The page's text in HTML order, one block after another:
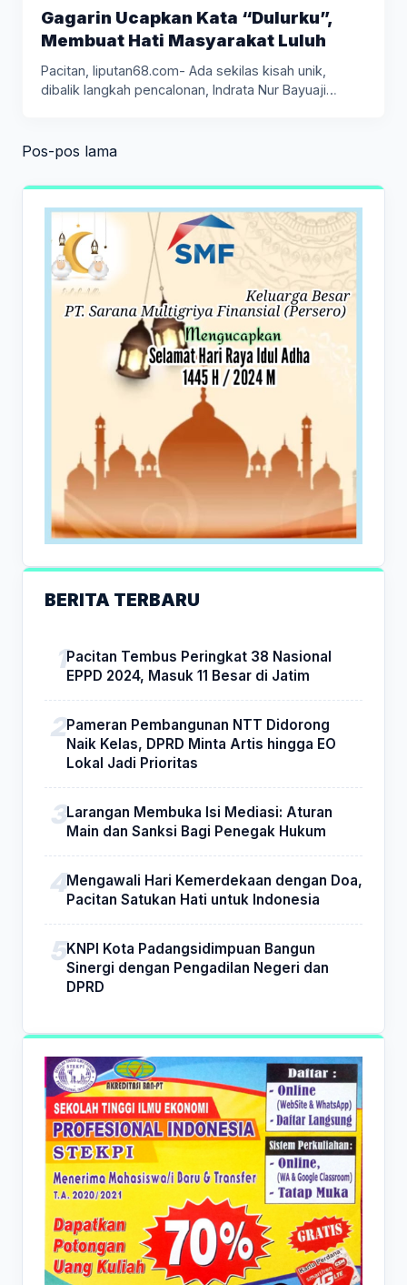
Gagarin Ucapkan Kata “Dulurku”,
Membuat Hati Masyarakat Luluh
Pacitan, liputan68.com- Ada sekilas kisah unik,
dibalik langkah pencalonan, Indrata Nur Bayuaji…
Navigasi
Pos-pos lama
BERITA TERBARU
Pacitan Tembus Peringkat 38 Nasional
EPPD 2024, Masuk 11 Besar di Jatim
Pameran Pembangunan NTT Didorong
Naik Kelas, DPRD Minta Artis hingga EO
Lokal Jadi Prioritas
Larangan Membuka Isi Mediasi: Aturan
Main dan Sanksi Bagi Penegak Hukum
Mengawali Hari Kemerdekaan dengan Doa,
Pacitan Satukan Hati untuk Indonesia
KNPI Kota Padangsidimpuan Bangun
Sinergi dengan Pengadilan Negeri dan
DPRD